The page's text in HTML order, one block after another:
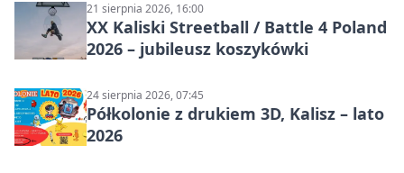
21 sierpnia 2026, 16:00
XX Kaliski Streetball / Battle 4 Poland
2026 – jubileusz koszykówki
24 sierpnia 2026, 07:45
Półkolonie z drukiem 3D, Kalisz – lato
2026